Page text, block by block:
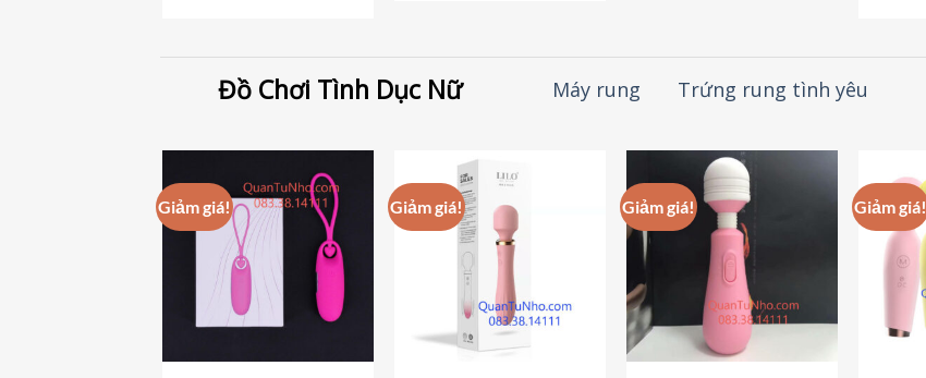
Đồ Chơi Tình Dục Nữ Máy rung Trứng rung tình yêu
Giảm giá! Giảm giá! Giảm giá! Giảm giá!